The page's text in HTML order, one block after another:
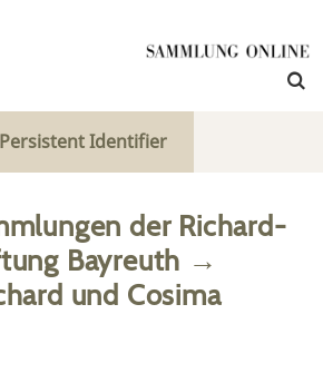
Persistent Identifier
der Richard-
Bayreuth →
und Cosima